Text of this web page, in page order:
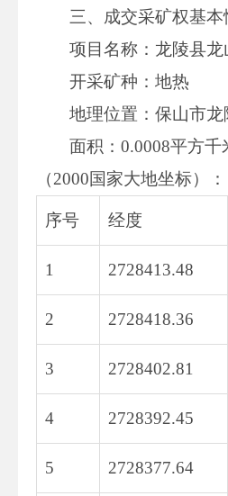
三、成交采矿权基本
项目名称：龙陵县
开采矿种：地热
地理位置：保山市
面积：0.0008平方
（2000国家大地坐标）：
序号 经度
1 2728413.48
2 2728418.36
3 2728402.81
4 2728392.45
5 2728377.64